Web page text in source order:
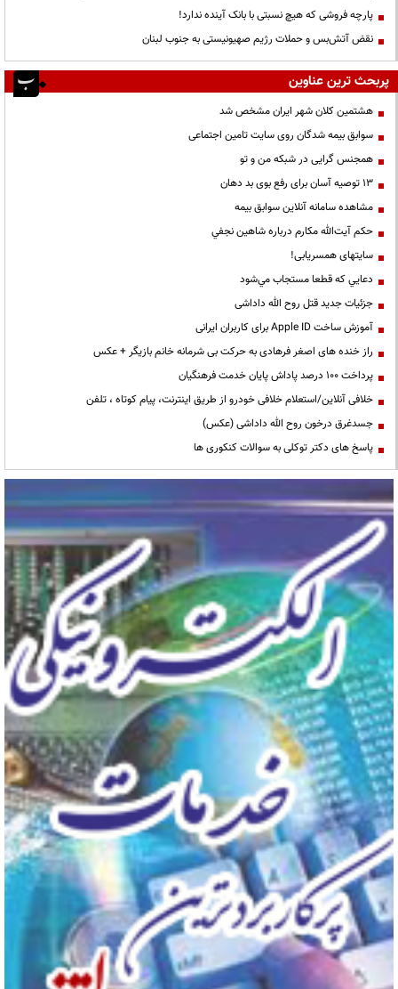
پارچه فروشی که هیچ نسبتی با بانک آینده ندارد!
نقض آتش‌بس و حملات رژیم صهیونیستی به جنوب لبنان
پربحث ترین عناوین
هشتمین کلان شهر ایران مشخص شد
سوابق بیمه شدگان روی سایت تامین اجتماعی
همجنس گرایی در شبکه من و تو
13 توصیه آسان برای رفع بوی بد دهان
مشاهده سامانه آنلاين سوابق بیمه
حكم آيت‌الله مكارم درباره شاهين نجفي
سایتهای همسریابی!
دعايي كه قطعا مستجاب مي‌شود
جزئیات جدید قتل روح الله داداشی
آموزش ساخت Apple ID برای کاربران ایرانی
راز خنده های اصغر فرهادی به حرکت بی شرمانه خانم بازیگر + عکس
پرداخت ۱۰۰ درصد پاداش پایان خدمت فرهنگیان
خلافی آنلاین/استعلام خلافی خودرو از طریق اینترنت، پیام کوتاه ، تلفن
جسدغرق درخون روح الله داداشی (عکس)
پاسخ های دکتر توکلی به سوالات کنکوری ها